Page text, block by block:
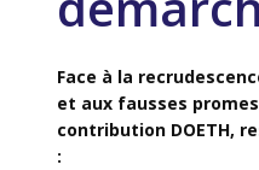
Face à la
et aux fausses
contribution DOETH,
: